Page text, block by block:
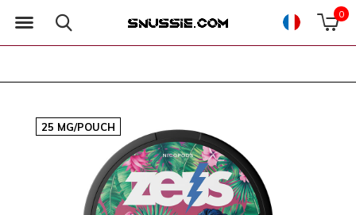
0
25 MG/POUCH